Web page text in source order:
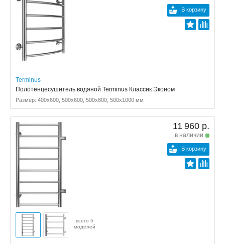
В корзину
Terminus
Полотенцесушитель водяной Terminus Классик Эконом
Размер: 400x600, 500x600, 500x800, 500x1000 мм
11 960 р.
в наличии
В корзину
всего 5
моделей